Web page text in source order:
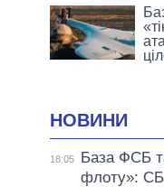
НОВИНИ
18:05
База ФСБ
флоту»: